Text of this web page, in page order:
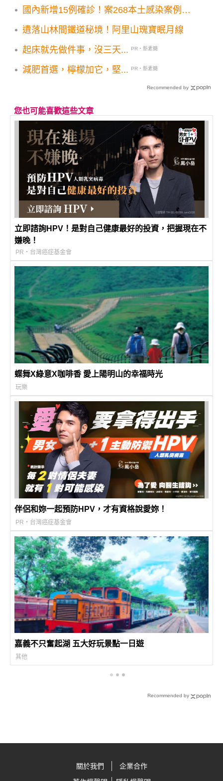
國內新增15例確診！案268本土感染案例去
遺落山林間鐵道秘境！阿里山瑰寶眠月線
起床就先做件事，沒三天...
PR・新素簡
減肥首選，檸檬加它，堅... PR・新素簡
Recommended by
您也可能喜歡這些文章
立即諮詢HPV！是對自己健康最好的投資，把握現在不
嫌晚！
PR・台灣癌症基金會
蝶舞X綠意X咖啡香 愛上陽明山的幸福時光
玩樂
伴侶和妳一起預防HPV，才有資格說愛妳！
PR・台灣癌症基金會
嘉義不只奮起湖 五大好玩景點一日遊
其他
Recommended by
關於我們
企業合作